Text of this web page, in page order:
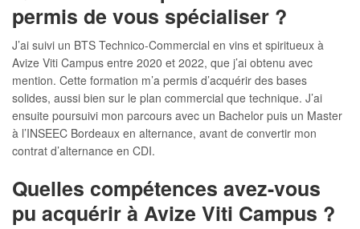
permis de vous spécialiser ?
J’ai suivi un BTS Technico-Commercial en vins et spiritueux à
Avize Viti Campus entre 2020 et 2022, que j’ai obtenu avec
mention. Cette formation m’a permis d’acquérir des bases
solides, aussi bien sur le plan commercial que technique. J’ai
ensuite poursuivi mon parcours avec un Bachelor puis un Master
à l’INSEEC Bordeaux en alternance, avant de convertir mon
contrat d’alternance en CDI.
Quelles compétences avez-vous
pu acquérir à Avize Viti Campus ?